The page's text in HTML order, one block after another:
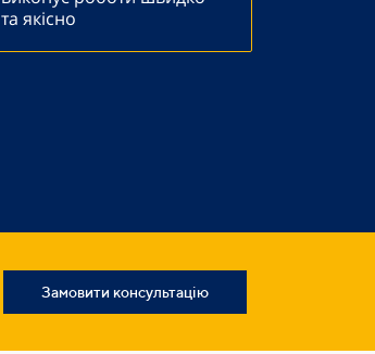
та якісно
Замовити консультацію